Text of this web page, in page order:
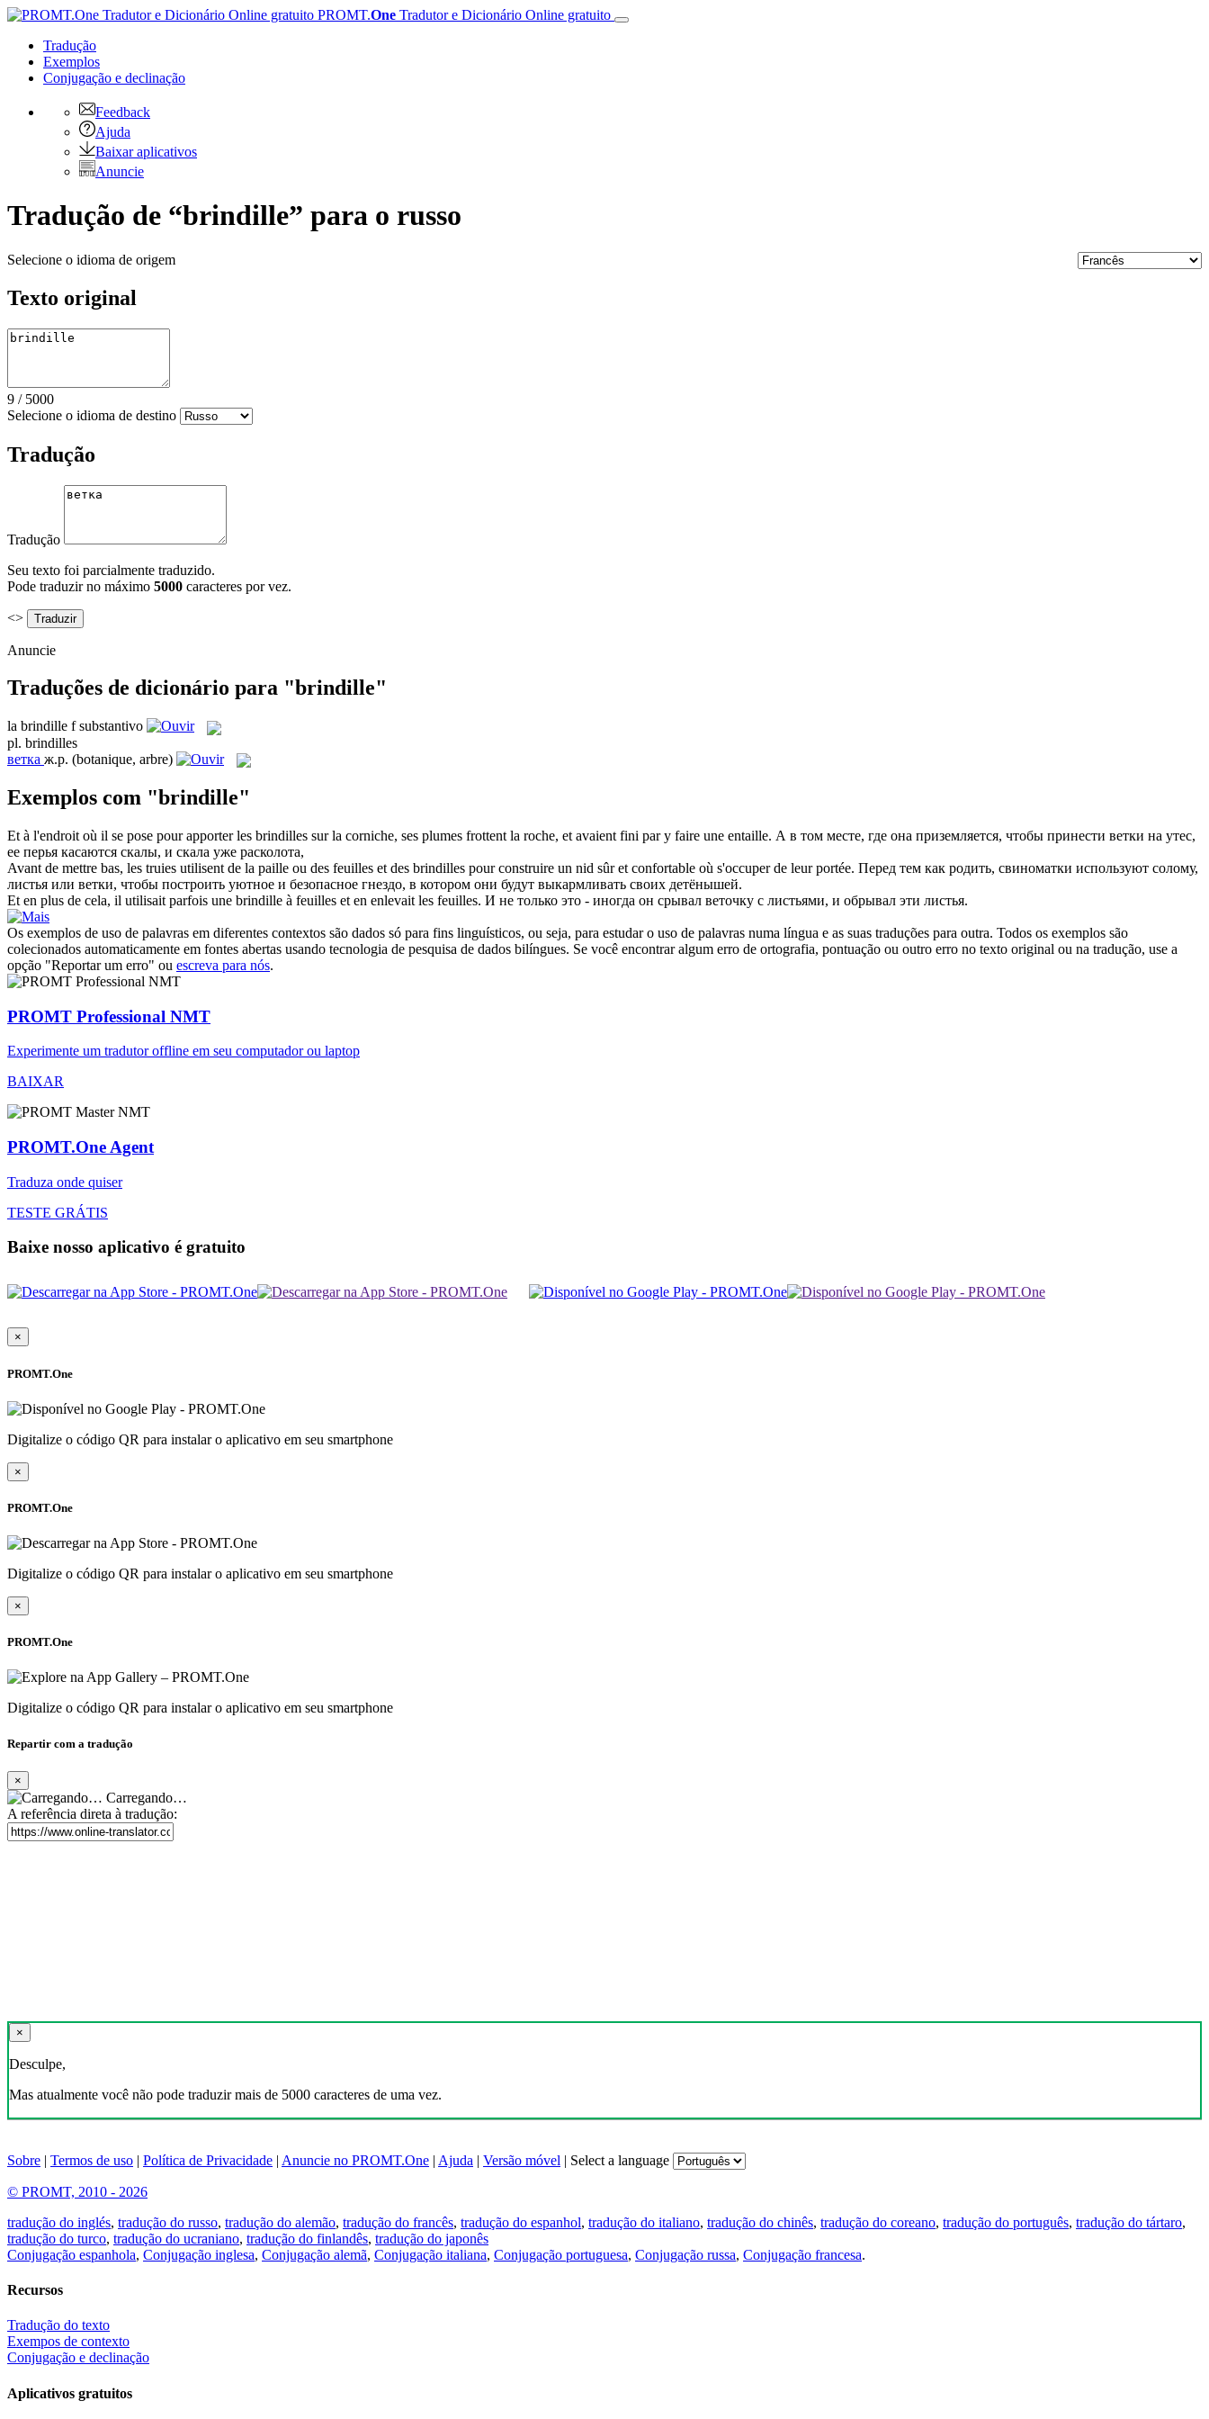
PROMT.One Tradutor e Dicionário Online gratuito
Tradução
Exemplos
Conjugação e declinação
Feedback
Ajuda
Baixar aplicativos
Anuncie
Tradução de “brindille” para o russo
Selecione o idioma de origem
Texto original
9 / 5000
Selecione o idioma de destino
Tradução
Tradução
Seu texto foi parcialmente traduzido.
Pode traduzir no máximo 5000 caracteres por vez.
<>
Anuncie
Traduções de dicionário para "brindille"
la brindille f substantivo
pl. brindilles
ветка ж.р. (botanique, arbre)
Exemplos com "brindille"
Et à l'endroit où il se pose pour apporter les brindilles sur la corniche, ses plumes frottent la roche, et avaient fini par y faire une entaille. А в том месте, где она приземляется, чтобы принести ветки на утес,
ее перья касаются скалы, и скала уже расколота,
Avant de mettre bas, les truies utilisent de la paille ou des feuilles et des brindilles pour construire un nid sûr et confortable où s'occuper de leur portée. Перед тем как родить, свиноматки используют солому,
листья или ветки, чтобы построить уютное и безопасное гнездо, в котором они будут выкармливать своих детёнышей.
Et en plus de cela, il utilisait parfois une brindille à feuilles et en enlevait les feuilles. И не только это - иногда он срывал веточку с листьями, и обрывал эти листья.
Os exemplos de uso de palavras em diferentes contextos são dados só para fins linguísticos, ou seja, para estudar o uso de palavras numa língua e as suas traduções para outra. Todos os exemplos são
colecionados automaticamente em fontes abertas usando tecnologia de pesquisa de dados bilíngues. Se você encontrar algum erro de ortografia, pontuação ou outro erro no texto original ou na tradução, use a
opção "Reportar um erro" ou escreva para nós.
PROMT Professional NMT
Experimente um tradutor offline em seu computador ou laptop
BAIXAR
PROMT.One Agent
Traduza onde quiser
TESTE GRÁTIS
Baixe nosso aplicativo é gratuito
×
PROMT.One
Digitalize o código QR para instalar o aplicativo em seu smartphone
×
PROMT.One
Digitalize o código QR para instalar o aplicativo em seu smartphone
×
PROMT.One
Digitalize o código QR para instalar o aplicativo em seu smartphone
Repartir com a tradução
×
Carregando…
A referência direta à tradução:
×
Desculpe,
Mas atualmente você não pode traduzir mais de 5000 caracteres de uma vez.
Sobre | Termos de uso | Política de Privacidade | Anuncie no PROMT.One | Ajuda | Versão móvel | Select a language
© PROMT, 2010 - 2026
tradução do inglés, tradução do russo, tradução do alemão, tradução do francês, tradução do espanhol, tradução do italiano, tradução do chinês, tradução do coreano, tradução do português, tradução do tártaro,
tradução do turco, tradução do ucraniano, tradução do finlandês, tradução do japonês
Conjugação espanhola, Conjugação inglesa, Conjugação alemã, Conjugação italiana, Conjugação portuguesa, Conjugação russa, Conjugação francesa.
Recursos
Tradução do texto
Exempos de contexto
Conjugação e declinação
Aplicativos gratuitos